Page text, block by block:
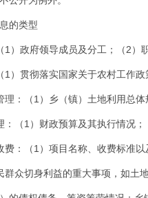
的类型
1）政府领导成员及分工；（2）
1）贯彻落实国家关于农村工作
理：（1）乡（镇）土地利用总
：（1）财政预算及其执行情况
费：（1）项目名称、收费标准
群众切身利益的重大事项，如土